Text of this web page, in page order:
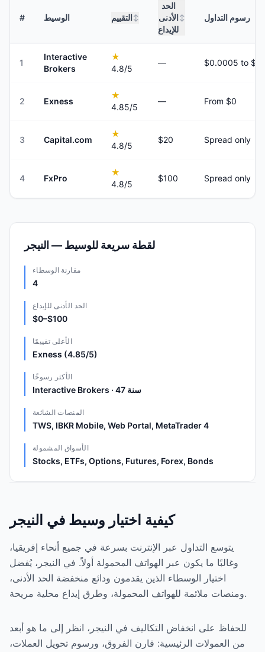
# الوسيط التقييم ↕
الحد
الأدنى
للإيداع
↕ رسوم التداول
1
Interactive
Brokers
★
4.8/5
—
2 Exness
★
4.85/5
— From $0
3 Capital.com
★
4.8/5
$20 Spread only
4 FxPro
★
4.8/5
$100 Spread only
لقطة سريعة للوسيط — النيجر
مقارنة الوسطاء
4
الحد الأدنى للإيداع
$0–$100
الأعلى تقييمًا
Exness (4.85/5)
الأكثر رسوخًا
Interactive Brokers · 47 سنة
المنصات الشائعة
TWS, IBKR Mobile, Web Portal, MetaTrader 4
الأسواق المشمولة
Stocks, ETFs, Options, Futures, Forex, Bonds
كيفية اختيار وسيط في النيجر
يتوسع التداول عبر الإنترنت بسرعة في جميع أنحاء إفريقيا،
وغالبًا ما يكون عبر الهواتف المحمولة أولاً. في النيجر، يُفضل
اختيار الوسطاء الذين يقدمون ودائع منخفضة الحد الأدنى،
ومنصات ملائمة للهواتف المحمولة، وطرق إيداع محلية مريحة.
للحفاظ على انخفاض التكاليف في النيجر، انظر إلى ما هو أبعد
من العمولات الرئيسية: قارن الفروق، ورسوم تحويل العملات،